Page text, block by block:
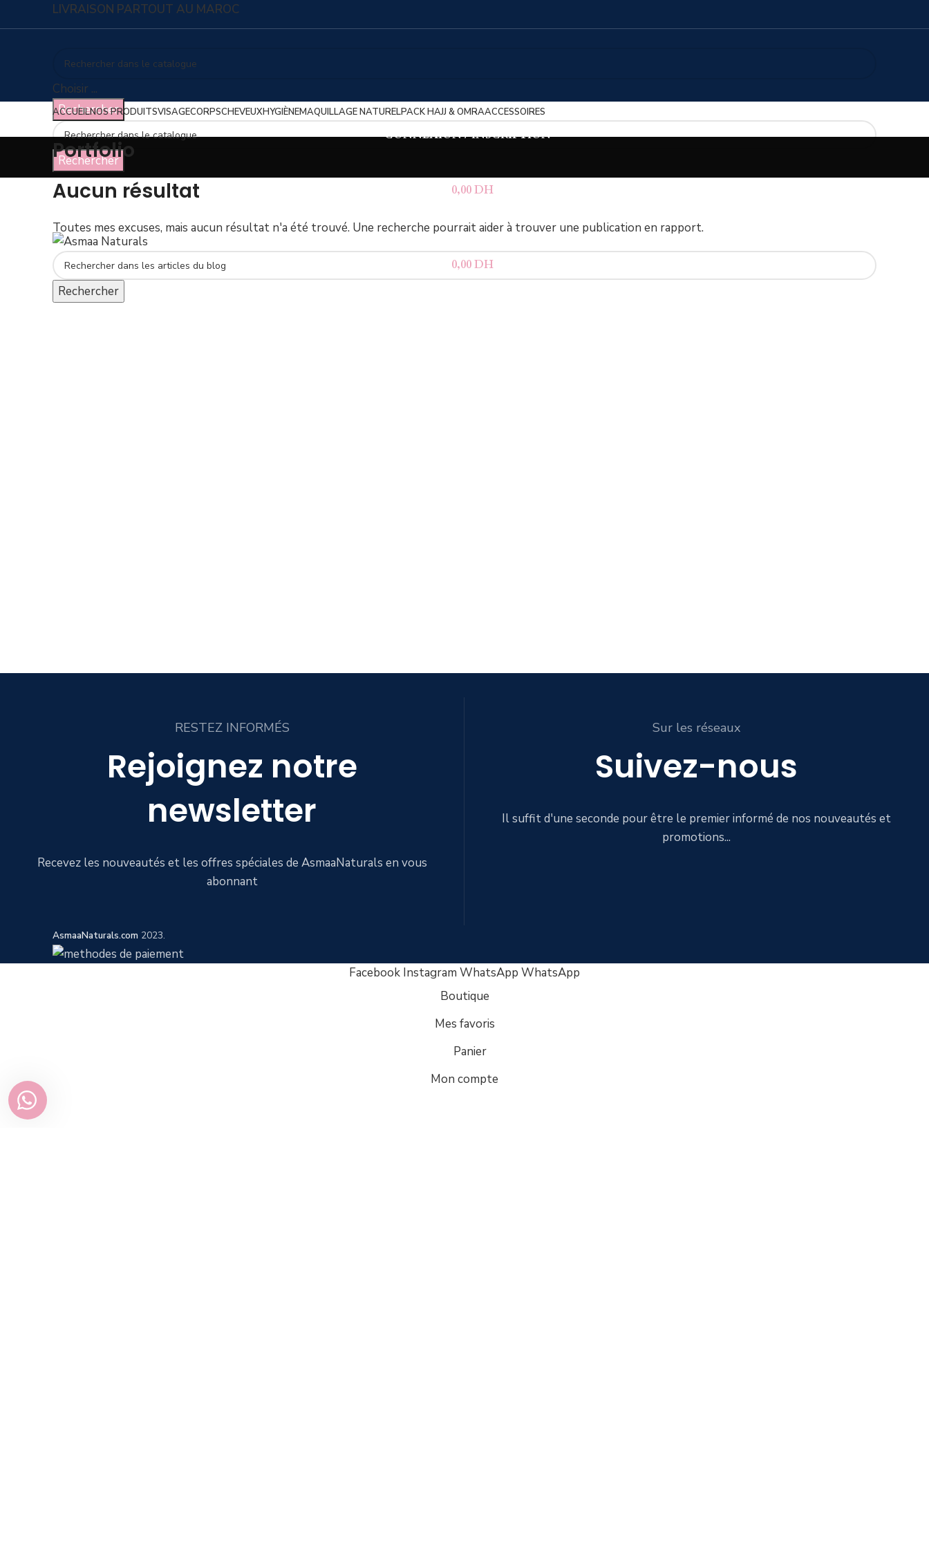
LIVRAISON PARTOUT AU MAROC
Choisir ...
Rechercher
CONNEXION / INSCRIPTION
0,00DH
0,00DH
ACCUEILNOS PRODUITSVISAGECORPSCHEVEUXHYGIÈNEMAQUILLAGE NATURELPACK HAJJ & OMRAACCESSOIRES
Rechercher
Portfolio
Aucun résultat
Toutes mes excuses, mais aucun résultat n'a été trouvé. Une recherche pourrait aider à trouver une publication en rapport.
Rechercher
RESTEZ INFORMÉS
Rejoignez notre
newsletter
Recevez les nouveautés et les offres spéciales de AsmaaNaturals en vous
abonnant
Sur les réseaux
Suivez-nous
Il suffit d'une seconde pour être le premier informé de nos nouveautés et
promotions...
AsmaaNaturals.com 2023.
Facebook Instagram WhatsApp WhatsApp
Boutique
Mes favoris
Panier
Mon compte